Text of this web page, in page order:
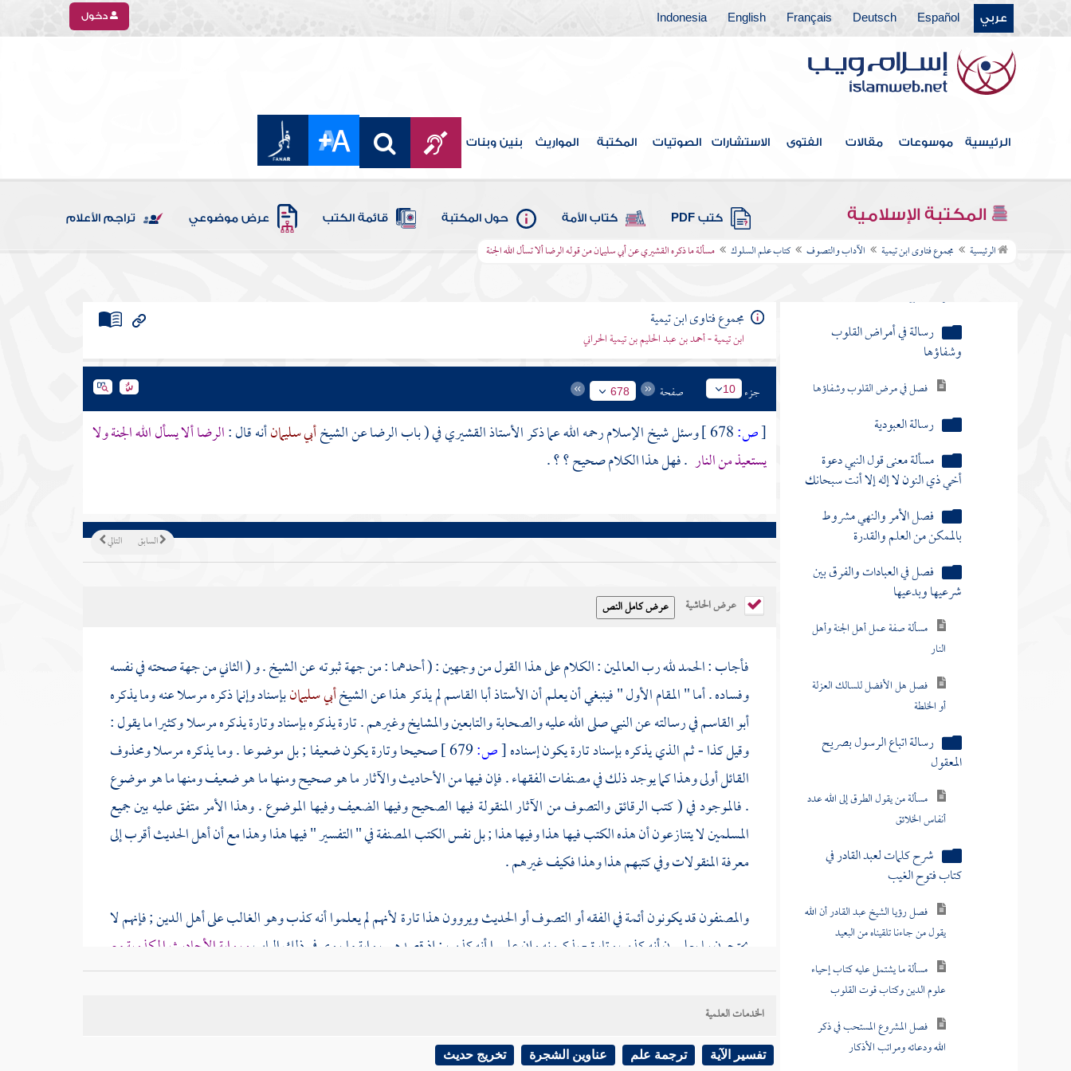
عربي Español
Deutsch
Français
English
Indonesia دخول
الرئيسية موسوعات مقالات الفتوى الاستشارات الصوتيات المكتبة المواريث بنين وبنات
المكتبة الإسلامية كتب PDF كتاب الأمة حول المكتبة قائمة الكتب عرض موضوعي تراجم الأعلام
الرئيسية مجموع فتاوى ابن تيمية الآداب والتصوف كتاب علم السلوك مسألة ما ذكره القشيري عن أبي سليمان من قوله الرضا ألا تسأل الله الجنة
العقيدة
المنطق
الآداب والتصوف
كتاب علم السلوك
الأعمال القلبية
رسالة في أمراض القلوب
وشفاؤها
فصل في مرض القلوب وشفاؤها
رسالة العبودية
مسألة معنى قول النبي دعوة
أخي ذي النون لا إله إلا أنت سبحانك
فصل الأمر والنهي مشروط
بالممكن من العلم والقدرة
فصل في العبادات والفرق بين
شرعيها وبدعيها
مسألة صفة عمل أهل الجنة وأهل
النار
فصل هل الأفضل للسالك العزلة
أو الخلطة
رسالة اتباع الرسول بصريح
المعقول
مسألة من يقول الطرق إلى الله عدد
أنفاس الخلائق
شرح كلمات لعبد القادر في
كتاب فتوح الغيب
فصل رؤيا الشيخ عبد القادر أن الله
يقول من جاءنا تلقيناه من البعيد
مسألة ما يشتمل عليه كتاب إحياء
علوم الدين وكتاب قوت القلوب
فصل المشروع المستحب في ذكر
الله ودعائه ومراتب الأذكار
مجموع فتاوى ابن تيمية
ابن تيمية - أحمد بن عبد الحليم بن تيمية الحراني
جزء 10 صفحة 678
[ص: وسئل شيخ الإسلام رحمه الله عما ذكر الأستاذالقشيريفي ( باب الرضا عن الشيخأبي سليمانأنه قال :الرضا ألا يسأل الله الجنة ولا
يستعيذ من النار . فهل هذا الكلام صحيح ؟ ؟ .
التالي السابق
عرض الحاشية
فأجاب : الحمد لله رب العالمين : الكلام على هذا القول من وجهين : ( أحدهما : من جهة ثبوته عن الشيخ . و ( الثاني من جهة صحته في نفسه
وفساده . أما " المقام الأول " فينبغي أن يعلم أن الأستاذأبا القاسملم يذكر هذا عن الشيخأبي سليمانبإسناد وإنما ذكره مرسلا عنه وما يذكره
أبو القاسمفي رسالته عن النبي صلى الله عليهوالصحابةوالتابعينوالمشايخ وغيرهم . تارة يذكره بإسناد وتارة يذكره مرسلا وكثيرا ما يقول :
وقيل كذا - ثم الذي يذكره بإسناد تارة يكون إسناده[ص:679 ]
صحيحا وتارة يكون ضعيفا ; بل موضوعا . وما يذكره مرسلا ومحذوف
القائل أولى وهذا كما يوجد ذلك في مصنفات الفقهاء . فإن فيها من الأحاديث والآثار ما هو صحيح ومنها ما هو ضعيف ومنها ما هو موضوع
. فالموجود في ( كتب الرقائق والتصوف من الآثار المنقولة فيها الصحيح وفيها الضعيف وفيها الموضوع . وهذا الأمر متفق عليه بين جميع
المسلمين لا يتنازعون أن هذه الكتب فيها هذا وفيها هذا ; بل نفس الكتب المصنفة في " التفسير " فيها هذا وهذا مع أنأهل الحديثأقرب إلى
معرفة المنقولات وفي كتبهم هذا وهذا فكيف غيرهم .
والمصنفون قد يكونون أئمة في الفقه أو التصوف أو الحديث ويروون هذا تارة لأنهم لم يعلموا أنه كذب وهو الغالب على أهل الدين ; فإنهم لا
يحتجون بما يعلمون أنه كذب وتارة - يذكرونه وإن علموا أنه كذب : إذ قصدهم رواية ما روي في ذلك البابورواية الأحاديث المكذوبة مع
بيان كونها كذبا جائز. وأما روايتها مع الإمساك عن ذلك رواية عمل فإنه حرام عند العلماء كما ثبت في الصحيح عن النبي صلى الله عليه وسلم
أنه قال : {
الخدمات العلمية
تفسير الآية ترجمة علم عناوين الشجرة تخريج حديث